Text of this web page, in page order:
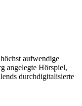
aufwendige
angelegte Hörspiel,
durchdigitalisierte